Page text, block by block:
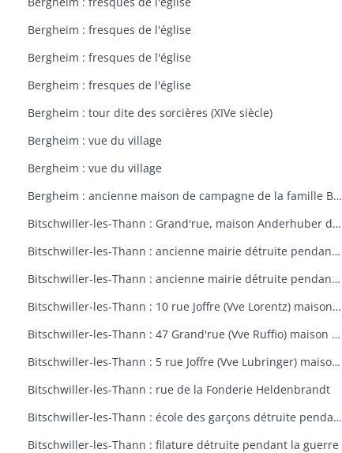
Bergheim : fresques de l'église
Bergheim : fresques de l'église
Bergheim : fresques de l'église
Bergheim : tour dite des sorcières (XIVe siècle)
Bergheim : vue du village
Bergheim : vue du village
Bergheim : ancienne maison de campagne de la famille Bourste, actuellement hospice municipal
Bitschwiller-les-Thann : Grand'rue, maison Anderhuber détruite pendant la guerre
Bitschwiller-les-Thann : ancienne mairie détruite pendant la guerre
Bitschwiller-les-Thann : ancienne mairie détruite pendant la guerre
Bitschwiller-les-Thann : 10 rue Joffre (Vve Lorentz) maison détruite pendant la guerre
Bitschwiller-les-Thann : 47 Grand'rue (Vve Ruffio) maison détruite pendant la guerre
Bitschwiller-les-Thann : 5 rue Joffre (Vve Lubringer) maison détruite pendant la guerre
Bitschwiller-les-Thann : rue de la Fonderie Heldenbrandt
Bitschwiller-les-Thann : école des garçons détruite pendant la guerre
Bitschwiller-les-Thann : filature détruite pendant la guerre